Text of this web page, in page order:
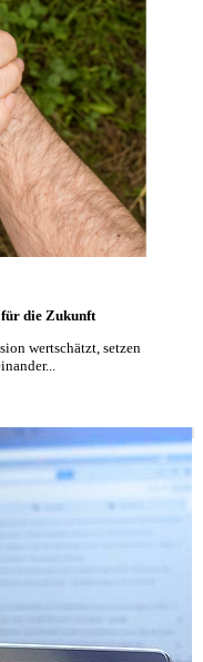
die Zukunft
wertschätzt, setzen